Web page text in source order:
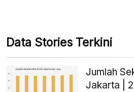
Data Stories Terkini
Jumlah
Jakarta |